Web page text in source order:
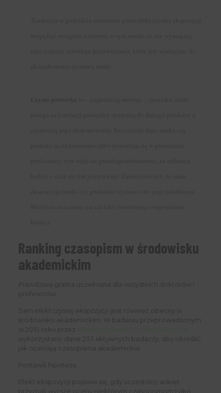
Ranking czasopism w środowisku
akademickim
Prawdziwa gratka uczelniana dla wszystkich doktorów i
profesorów.
Sam efekt czystej ekspozycji
jest również obecny w
środowisku akademickim. W badaniu przeprowadzonym
w 2010 roku przez
wykorzystano dane 233 aktywnych badaczy, aby określić,
jak oceniają czasopisma akademickie.
Postawili hipotezę.
Efekt ekspozycji pojawia się, gdy uczestnicy ankiet
przyznali wyższe oceny niektórym czasopismom tylko